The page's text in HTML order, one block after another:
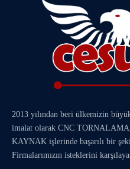
2013 yılından beri ülkemizin
imalat olarak CNC TORNALAMA
KAYNAK işlerinde başarılı bir
Firmalarımızın isteklerini